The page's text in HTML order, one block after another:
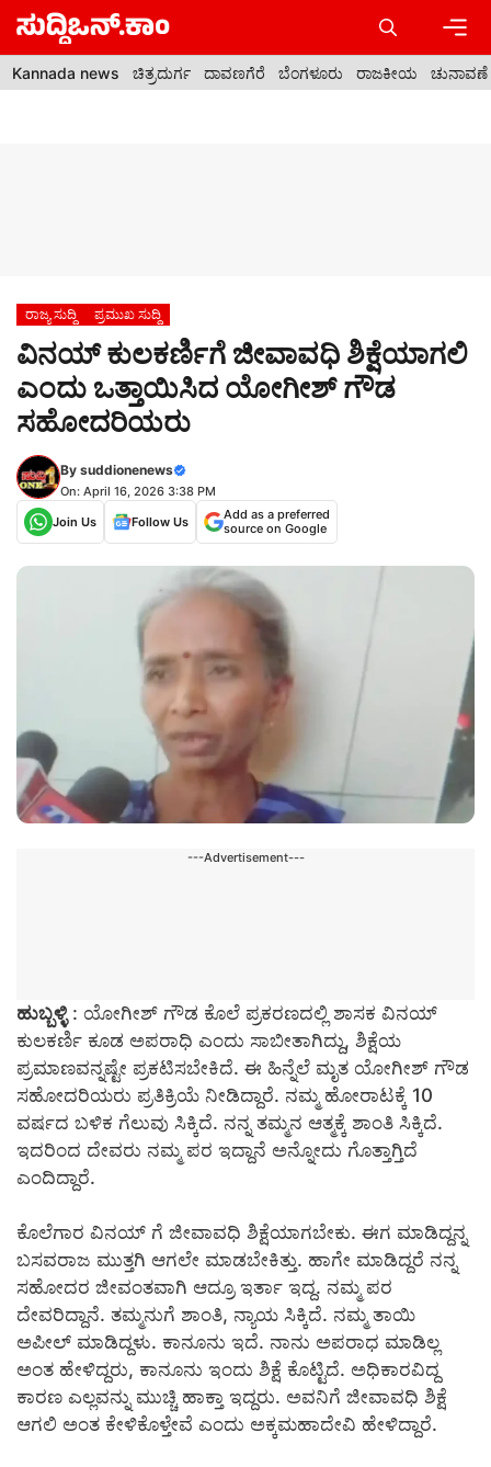
Skip
content
Kannada news ಚಿತ್ರದುರ್ಗ ದಾವಣಗೆರೆ ಬೆಂಗಳೂರು ರಾಜಕೀಯ ಚುನಾವಣೆ
ರಾಜ್ಯ ಸುದ್ದಿ ಪ್ರಮುಖ ಸುದ್ದಿ
ವಿನಯ್ ಕುಲಕರ್ಣಿಗೆ ಜೀವಾವಧಿ ಶಿಕ್ಷೆಯಾಗಲಿ
ಎಂದು ಒತ್ತಾಯಿಸಿದ ಯೋಗೀಶ್ ಗೌಡ
ಸಹೋದರಿಯರು
By suddionenews
On: April 16, 2026 3:38 PM
Join Us
Follow Us
Add as a preferred
source on Google
---Advertisement---
ಹುಬ್ಬಳ್ಳಿ : ಯೋಗೀಶ್ ಗೌಡ ಕೊಲೆ ಪ್ರಕರಣದಲ್ಲಿ ಶಾಸಕ ವಿನಯ್
ಕುಲಕರ್ಣಿ ಕೂಡ ಅಪರಾಧಿ ಎಂದು ಸಾಬೀತಾಗಿದ್ದು, ಶಿಕ್ಷೆಯ
ಪ್ರಮಾಣವನ್ನಷ್ಟೇ ಪ್ರಕಟಿಸಬೇಕಿದೆ. ಈ ಹಿನ್ನೆಲೆ ಮೃತ ಯೋಗೀಶ್ ಗೌಡ
ಸಹೋದರಿಯರು ಪ್ರತಿಕ್ರಿಯೆ ನೀಡಿದ್ದಾರೆ. ನಮ್ಮ ಹೋರಾಟಕ್ಕೆ 10
ವರ್ಷದ ಬಳಿಕ ಗೆಲುವು ಸಿಕ್ಕಿದೆ. ನನ್ನ ತಮ್ಮನ ಆತ್ಮಕ್ಕೆ ಶಾಂತಿ ಸಿಕ್ಕಿದೆ.
ಇದರಿಂದ ದೇವರು ನಮ್ಮ ಪರ ಇದ್ದಾನೆ ಅನ್ನೋದು ಗೊತ್ತಾಗ್ತಿದೆ
ಎಂದಿದ್ದಾರೆ.
ಕೊಲೆಗಾರ ವಿನಯ್ ಗೆ ಜೀವಾವಧಿ ಶಿಕ್ಷೆಯಾಗಬೇಕು. ಈಗ ಮಾಡಿದ್ದನ್ನ
ಬಸವರಾಜ ಮುತ್ತಗಿ ಆಗಲೇ ಮಾಡಬೇಕಿತ್ತು. ಹಾಗೇ ಮಾಡಿದ್ದರೆ ನನ್ನ
ಸಹೋದರ ಜೀವಂತವಾಗಿ ಆದ್ರೂ ಇರ್ತಾ ಇದ್ದ. ನಮ್ಮ ಪರ
ದೇವರಿದ್ದಾನೆ. ತಮ್ಮನುಗೆ ಶಾಂತಿ, ನ್ಯಾಯ ಸಿಕ್ಕಿದೆ. ನಮ್ಮ ತಾಯಿ
ಅಪೀಲ್ ಮಾಡಿದ್ದಳು. ಕಾನೂನು ಇದೆ. ನಾನು ಅಪರಾಧ ಮಾಡಿಲ್ಲ
ಅಂತ ಹೇಳಿದ್ದರು, ಕಾನೂನು ಇಂದು ಶಿಕ್ಷೆ ಕೊಟ್ಟಿದೆ. ಅಧಿಕಾರವಿದ್ದ
ಕಾರಣ ಎಲ್ಲವನ್ನು ಮುಚ್ಚಿ ಹಾಕ್ತಾ ಇದ್ದರು. ಅವನಿಗೆ ಜೀವಾವಧಿ ಶಿಕ್ಷೆ
ಆಗಲಿ ಅಂತ ಕೇಳಿಕೊಳ್ತೇವೆ ಎಂದು ಅಕ್ಕಮಹಾದೇವಿ ಹೇಳಿದ್ದಾರೆ.